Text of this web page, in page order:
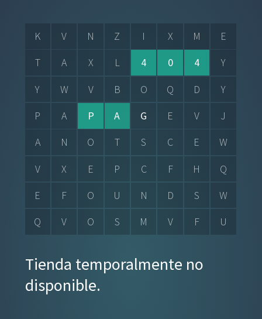
K V N Z I X M
E
T
A X L 4 0 4
Y
Y
W V B O Q D
Y
P
A P A G E V
J
A
N O T S C E
W
V
X E P C F H
Q
E
F O U N D S
W
Q
V O S M V F U
Tienda temporalmente no
disponible.